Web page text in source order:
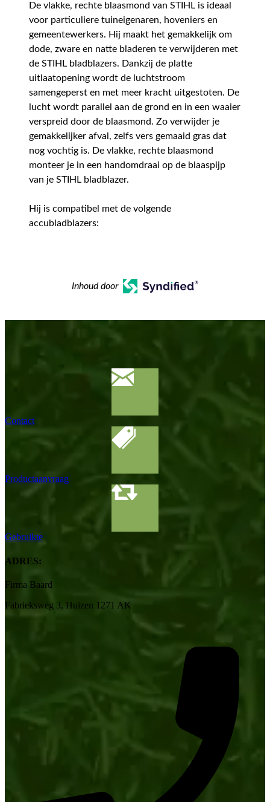
De vlakke, rechte blaasmond van STIHL is ideaal
voor particuliere tuineigenaren, hoveniers en
gemeentewerkers. Hij maakt het gemakkelijk om
dode, zware en natte bladeren te verwijderen met
de STIHL bladblazers. Dankzij de platte
uitlaatopening wordt de luchtstroom
samengeperst en met meer kracht uitgestoten. De
lucht wordt parallel aan de grond en in een waaier
verspreid door de blaasmond. Zo verwijder je
gemakkelijker afval, zelfs vers gemaaid gras dat
nog vochtig is. De vlakke, rechte blaasmond
monteer je in een handomdraai op de blaaspijp
van je STIHL bladblazer.
Hij is compatibel met de volgende
accubladblazers:
Inhoud door
Contact
Productaanvraag
Gebruikte
ADRES:
Firma Baard
Fabrieksweg 3, Huizen 1271 AK